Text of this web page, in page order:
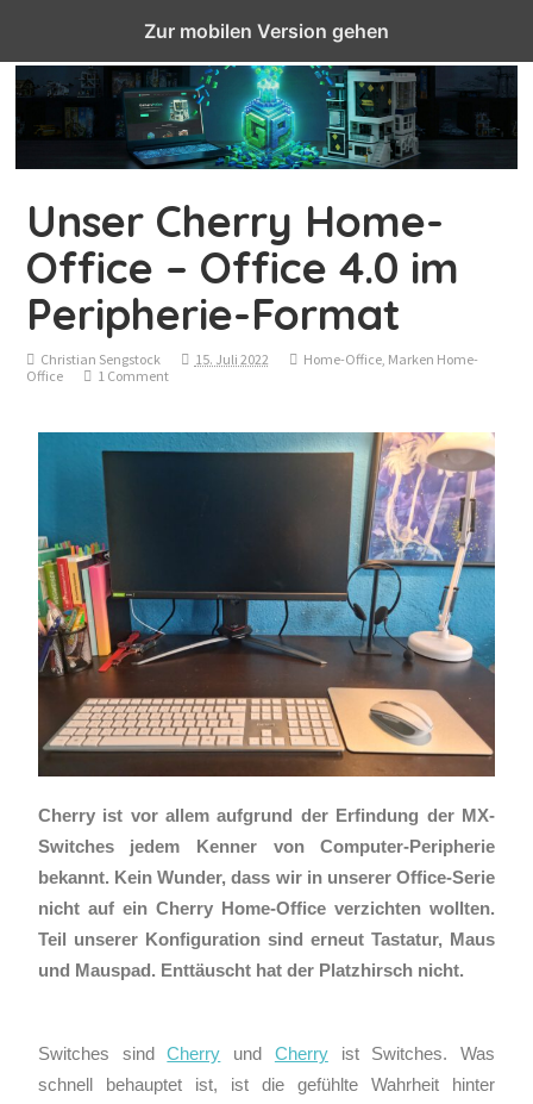
Unser Cherry Home-
Office – Office 4.0 im
Peripherie-Format
Christian Sengstock 15. Juli 2022 Home-Office, Marken Home-
Office
1 Comment
Cherry ist vor allem aufgrund der Erfindung der MX-
Switches jedem Kenner von Computer-Peripherie
bekannt. Kein Wunder, dass wir in unserer Office-Serie
nicht auf ein Cherry Home-Office verzichten wollten.
Teil unserer Konfiguration sind erneut Tastatur, Maus
und Mauspad. Enttäuscht hat der Platzhirsch nicht.
Switches sindCherry und Cherryist Switches. Was
schnell behauptet ist, ist die gefühlte Wahrheit hinter
Zur mobilen Version gehen